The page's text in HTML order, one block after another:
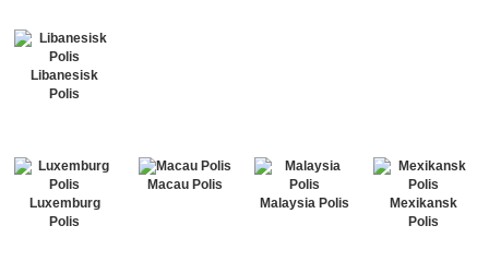
Libanesisk
Polis
Luxemburg
Polis
Macau Polis
Malaysia Polis
Mexikansk
Polis